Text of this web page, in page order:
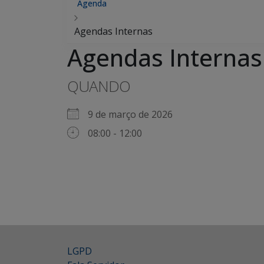
Agenda
Agendas Internas
Agendas Internas
QUANDO
9 de março de 2026
08:00 - 12:00
LGPD